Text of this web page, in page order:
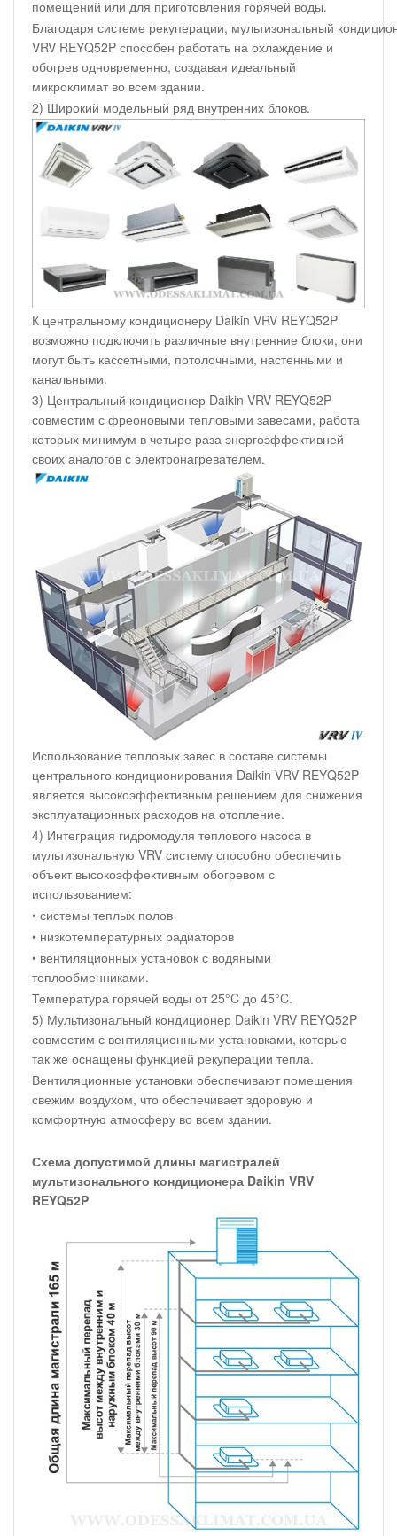
помещений или для приготовления горячей воды.
Благодаря системе рекуперации, мультизональный
VRV REYQ52P способен работать на охлаждение и
обогрев одновременно, создавая идеальный
микроклимат во всем здании.
2) Широкий модельный ряд внутренних блоков.
К центральному кондиционеру Daikin VRV REYQ52P
возможно подключить различные внутренние блоки, они
могут быть кассетными, потолочными, настенными и
канальными.
3) Центральный кондиционер Daikin VRV REYQ52P
совместим с фреоновыми тепловыми завесами, работа
которых минимум в четыре раза энергоэффективней
своих аналогов с электронагревателем.
Использование тепловых завес в составе системы
центрального кондиционирования Daikin VRV REYQ52P
является высокоэффективным решением для снижения
эксплуатационных расходов на отопление.
4) Интеграция гидромодуля теплового насоса в
мультизональную VRV систему способно обеспечить
объект высокоэффективным обогревом с
использованием:
• системы теплых полов
• низкотемпературных радиаторов
• вентиляционных установок с водяными
теплообменниками.
Температура горячей воды от 25°C до 45°C.
5) Мультизональный кондиционер Daikin VRV REYQ52P
совместим с вентиляционными установками, которые
так же оснащены функцией рекуперации тепла.
Вентиляционные установки обеспечивают помещения
свежим воздухом, что обеспечивает здоровую и
комфортную атмосферу во всем здании.
Схема допустимой длины магистралей
мультизонального кондиционера Daikin VRV
REYQ52P